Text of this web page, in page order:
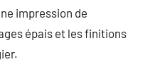
impression de
épais et les finitions